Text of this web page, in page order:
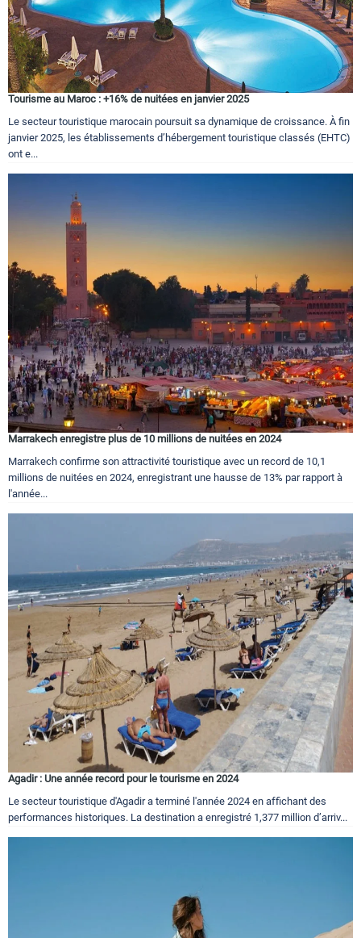
Tourisme au Maroc : +16% de nuitées en janvier 2025
Le secteur touristique marocain poursuit sa dynamique de croissance. À fin
janvier 2025, les établissements d’hébergement touristique classés (EHTC)
ont e...
Marrakech enregistre plus de 10 millions de nuitées en 2024
Marrakech confirme son attractivité touristique avec un record de 10,1
millions de nuitées en 2024, enregistrant une hausse de 13% par rapport à
l'année...
Agadir : Une année record pour le tourisme en 2024
Le secteur touristique d'Agadir a terminé l'année 2024 en affichant des
performances historiques. La destination a enregistré 1,377 million d’arriv...